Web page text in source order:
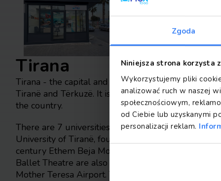
Zgoda
Niniejsza strona korzysta
Wykorzystujemy pliki
analizować ruch w naszej
społecznościowym,
od Ciebie lub uzyskanymi
personalizacji reklam.
Tirana
Tirana - the capital and largest city of Albania
Tiranë and Tërkuzë. It is the largest industrial
the country.
There are 7 universities in the city, the most
University of Tiranë, founded in 1957. The city's
century Ethem Beja Mosque. The National
Ballet Theatre are also located here. 17 km to the
Mother Teresa Airport. Tirana railway station is